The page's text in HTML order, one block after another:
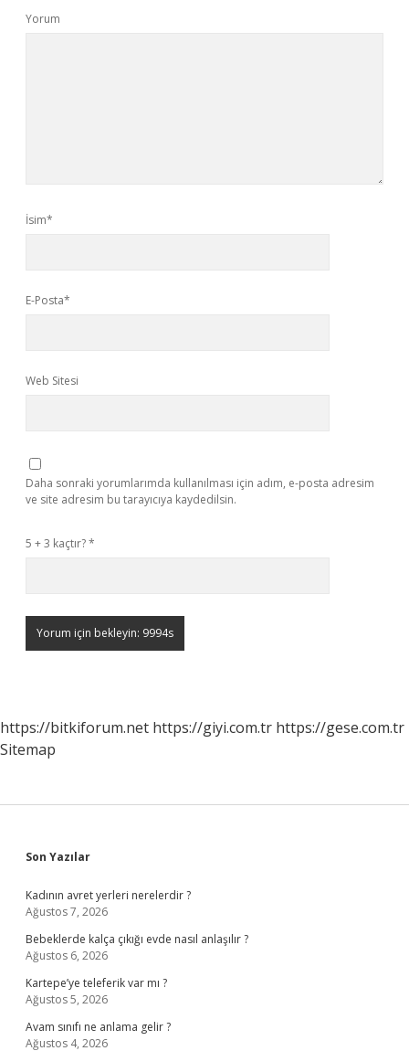
Yorum
İsim*
E-Posta*
Web Sitesi
Daha sonraki yorumlarımda kullanılması için adım, e-posta adresim
ve site adresim bu tarayıcıya kaydedilsin.
5 + 3 kaçtır?*
https://bitkiforum.net https://giyi.com.tr https://gese.com.tr
Sitemap
Sidebar
Son Yazılar
Kadının avret yerleri nerelerdir ?
Ağustos 7, 2026
Bebeklerde kalça çıkığı evde nasıl anlaşılır ?
Ağustos 6, 2026
Kartepe’ye teleferik var mı ?
Ağustos 5, 2026
Avam sınıfı ne anlama gelir ?
Ağustos 4, 2026